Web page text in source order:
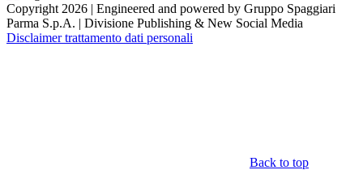
Copyright 2026 | Engineered and powered by Gruppo Spaggiari
Parma S.p.A. | Divisione Publishing & New Social Media
Disclaimer trattamento dati personali
Back to top